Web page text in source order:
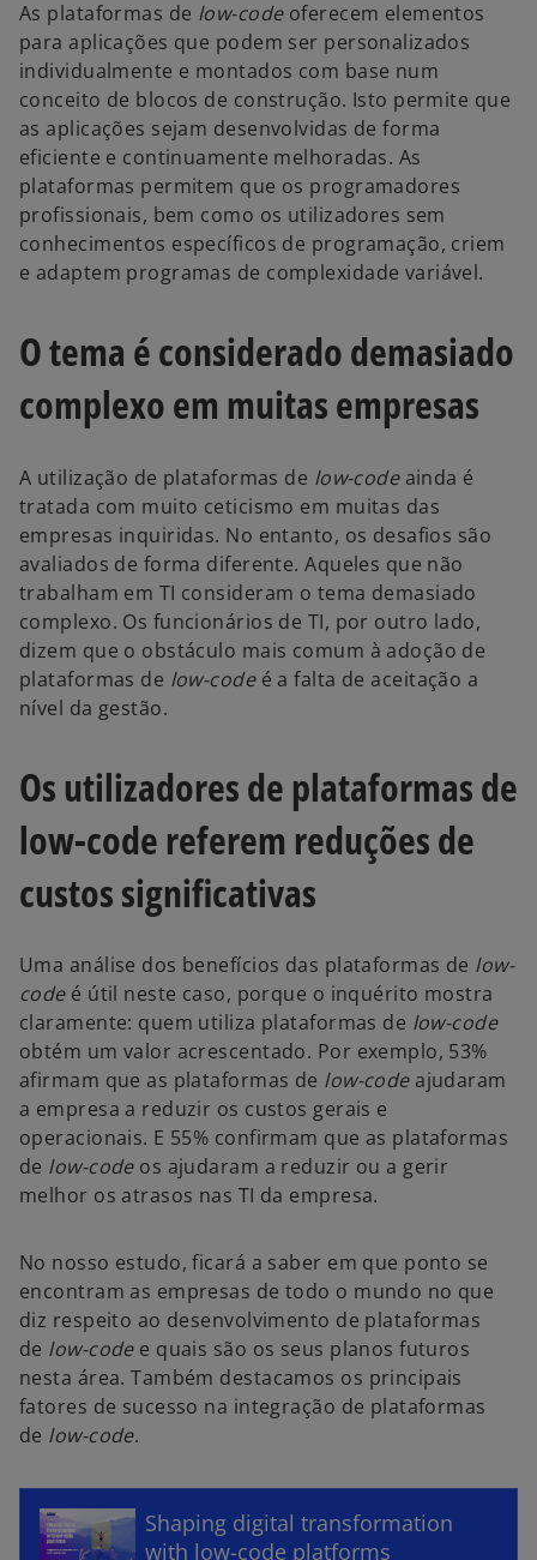
As plataformas de low-codeoferecem elementos
para aplicações que podem ser personalizados
individualmente e montados com base num
conceito de blocos de construção. Isto permite que
as aplicações sejam desenvolvidas de forma
eficiente e continuamente melhoradas. As
plataformas permitem que os programadores
profissionais, bem como os utilizadores sem
conhecimentos específicos de programação, criem
e adaptem programas de complexidade variável.
O tema é considerado demasiado
complexo em muitas empresas
A utilização de plataformas de low-codeainda é
tratada com muito ceticismo em muitas das
empresas inquiridas. No entanto, os desafios são
avaliados de forma diferente. Aqueles que não
trabalham em TI consideram o tema demasiado
complexo. Os funcionários de TI, por outro lado,
dizem que o obstáculo mais comum à adoção de
plataformas de low-codeé a falta de aceitação a
nível da gestão.
Os utilizadores de plataformas de
low-code referem reduções de
custos significativas
Uma análise dos benefícios das plataformas de low-
codeé útil neste caso, porque o inquérito mostra
claramente: quem utiliza plataformas de low-code
obtém um valor acrescentado. Por exemplo, 53%
afirmam que as plataformas de low-codeajudaram
a empresa a reduzir os custos gerais e
operacionais. E 55% confirmam que as plataformas
de low-codeos ajudaram a reduzir ou a gerir
melhor os atrasos nas TI da empresa.
No nosso estudo, ficará a saber em que ponto se
encontram as empresas de todo o mundo no que
diz respeito ao desenvolvimento de plataformas
de low-codee quais são os seus planos futuros
nesta área. Também destacamos os principais
fatores de sucesso na integração de plataformas
de low-code.
Shaping digital transformation
with low-code platforms
p
e
n